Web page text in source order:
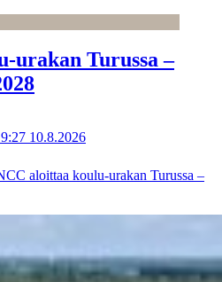
urakan Turussa –
10.8.2026
aloittaa koulu-urakan Turussa –